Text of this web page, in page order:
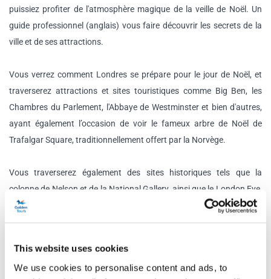
This website uses cookies
We use cookies to personalise content and ads, to
puissiez profiter de l'atmosphère magique de la veille de Noël. Un
guide professionnel (anglais) vous faire découvrir les secrets de la
ville et de ses attractions.
Vous verrez comment Londres se prépare pour le jour de Noël, et
traverserez attractions et sites touristiques comme Big Ben, les
Chambres du Parlement, l'Abbaye de Westminster et bien d'autres,
ayant également l’occasion de voir le fameux arbre de Noël de
Trafalgar Square, traditionnellement offert par la Norvège.
Vous traverserez également des sites historiques tels que la
colonne de Nelson et de la National Gallery, ainsi que le London Eye,
la cathédrale Saint-Paul, Buckingham Palace, la
Tour de Londres
Piccadilly Circus.
Cette visite est la façon la plus relaxante de profiter de ce moment
spécial à Londres, mais sans stress ou confusion! L'offre comprend